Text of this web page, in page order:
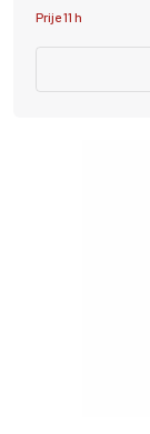
Prije 11 h